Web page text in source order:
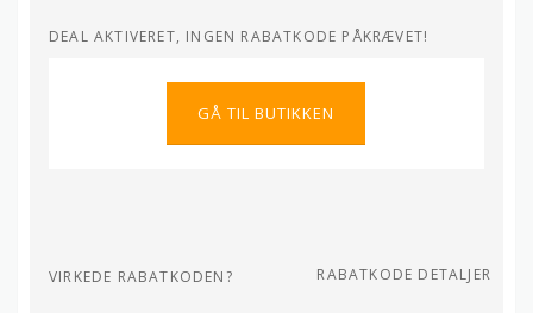
DEAL AKTIVERET, INGEN RABATKODE PÅKRÆVET!
GÅ TIL BUTIKKEN
VIRKEDE RABATKODEN? RABATKODE DETALJER